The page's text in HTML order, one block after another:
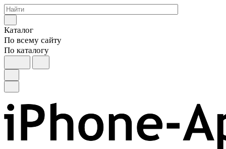
Каталог
По всему сайту
По каталогу